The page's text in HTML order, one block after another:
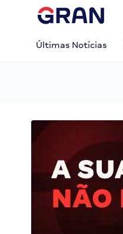
Últimas Notícias